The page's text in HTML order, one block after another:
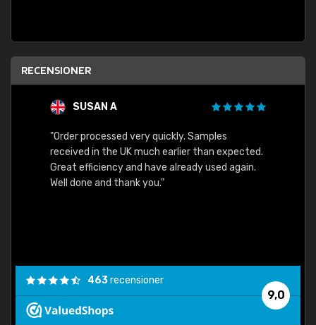
RECENSIONER
SUSAN A
"Order processed very quickly. Samples
received in the UK much earlier than expected.
Great efficiency and have already used again.
Well done and thank you."
9,0
463recensioner